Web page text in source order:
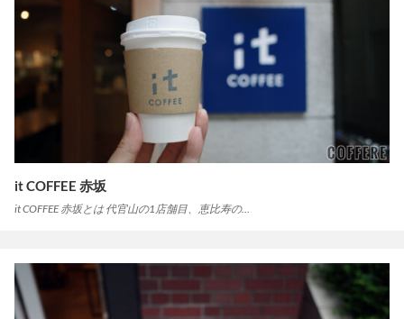
it COFFEE 赤坂
it COFFEE 赤坂とは 代官山の1店舗目、恵比寿の…